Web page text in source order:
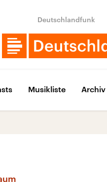
Deutschlandfunk
Musikliste Archiv